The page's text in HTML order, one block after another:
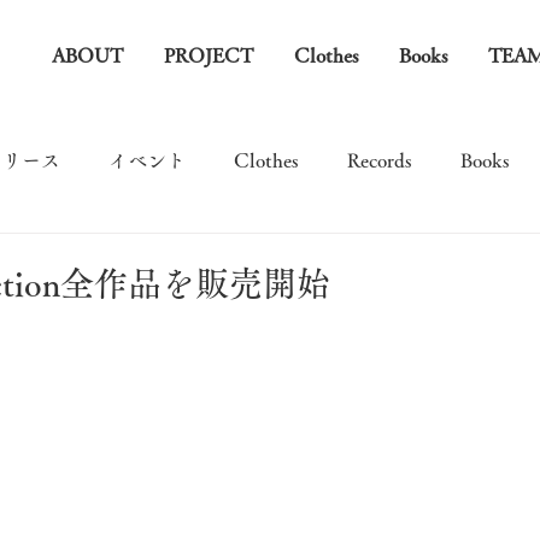
ABOUT PROJECT Clothes Books
ース イベント Clothes Records Books
全作品を販売開始